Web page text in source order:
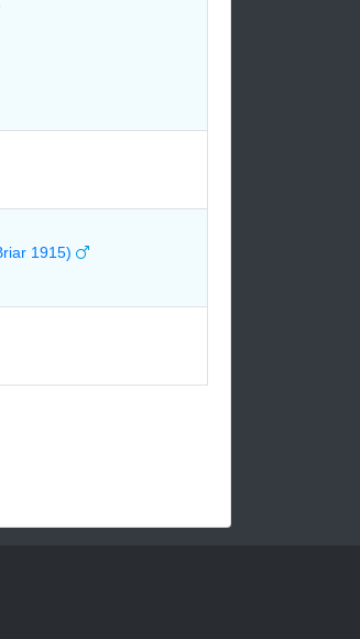
1915)